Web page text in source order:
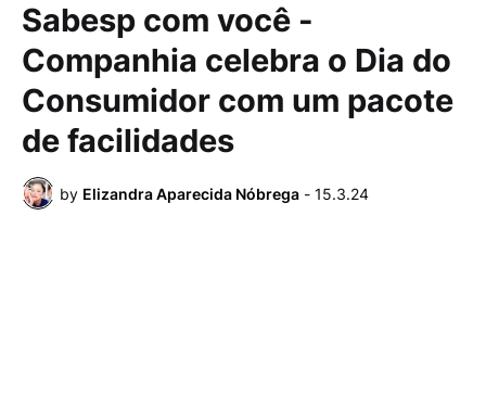
Sabesp com você -
Companhia celebra o Dia do
Consumidor com um pacote
de facilidades
by Elizandra Aparecida Nóbrega - 15.3.24